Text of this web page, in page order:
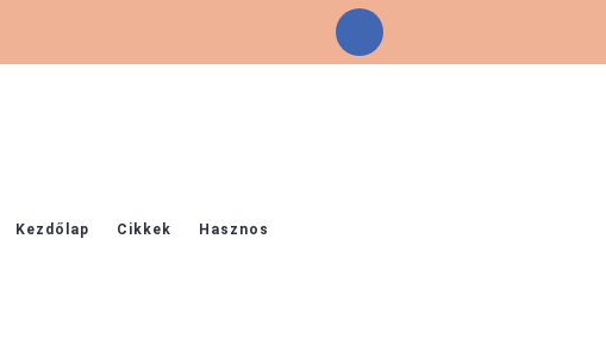
Facebook
Kezdőlap Cikkek Hasznos